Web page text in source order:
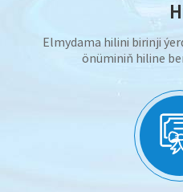
Elmydama hilini birinji
önüminiň hiline